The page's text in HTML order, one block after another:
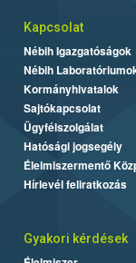
Kapcsolat
Nébih Igazgatóságok
Nébih
Kormányhivatalok
Sajtókapcsolat
Ügyfélszolgálat
Hatósági jogsegély
Élelmiszermentő
Hírlevél feliratkozás
Gyakori kérdések